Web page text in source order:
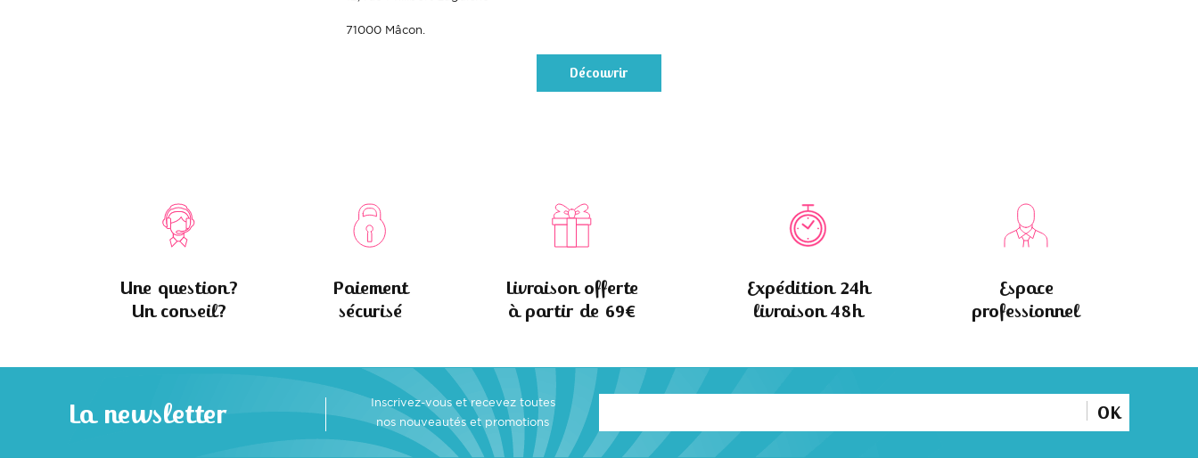
71000 Mâcon.
Découvrir
Une question?
Un conseil?
Paiement
sécurisé
Livraison offerte
à partir de 69€
Expédition 24h
livraison 48h
Espace
professionnel
La newsletter
Inscrivez-vous et recevez toutes
nos nouveautés et promotions
OK